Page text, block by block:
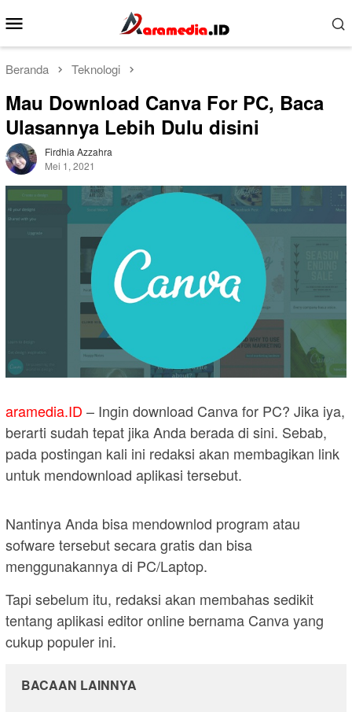
ke
kontenMobile
Beranda Teknologi
Mau Download Canva For PC, Baca
Ulasannya Lebih Dulu disini
Firdhia Azzahra
Mei 1, 2021
aramedia.ID – Ingin download Canva for PC? Jika iya,
berarti sudah tepat jika Anda berada di sini. Sebab,
pada postingan kali ini redaksi akan membagikan link
untuk mendownload aplikasi tersebut.
Nantinya Anda bisa mendownlod program atau
sofware tersebut secara gratis dan bisa
menggunakannya di PC/Laptop.
Tapi sebelum itu, redaksi akan membahas sedikit
tentang aplikasi editor online bernama Canva yang
cukup populer ini.
BACAAN LAINNYA